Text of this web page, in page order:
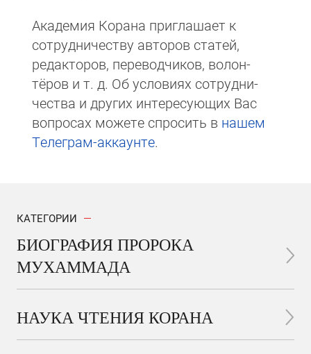
Академия Корана при­гла­ша­ет к
сотруд­ни­чест­ву авторов статей,
редакто­ров, пере­вод­чи­ков, волон­
тёров и т. д. Об ус­ло­виях сотрудни­
чест­ва и других интере­сую­щих Вас
вопросах мо­же­те спросить в на­шем
Те­ле­грам-ак­каунте.
КАТЕГОРИИ
БИОГРАФИЯ ПРОРОКА
МУХАММАДА
НАУКА ЧТЕНИЯ КОРАНА